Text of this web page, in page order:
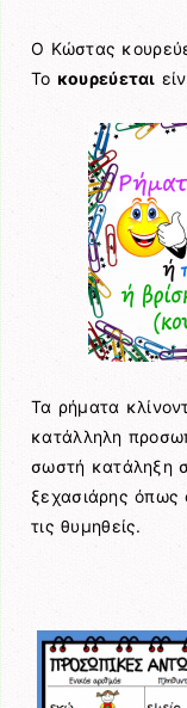
Ο Κώστας
Το κουρεύεται
Τα ρήματα
κατάλληλη
σωστή κατάληξη
ξεχασιάρης όπως
τις θυμηθείς.